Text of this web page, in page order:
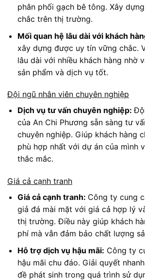
phân phối gạch bê tông. Xây
chắc trên thị trường.
Mối quan hệ lâu dài với khách
xây dựng được uy tín vững chắc.
lâu dài với nhiều khách hàng nhờ
sản phẩm và dịch vụ tốt.
Đội ngũ nhân viên chuyên nghiệp
Dịch vụ tư vấn chuyên nghiệp:
của An Chi Phương sẵn sàng tư
chuyên nghiệp. Giúp khách hàng
phù hợp nhất với dự án của mình
thắc mắc.
Giá cả cạnh tranh
Giá cả cạnh tranh: Công ty cung
giả đá mài mặt với giá cả hợp lý
thị trường. Điều này giúp khách
phí mà vẫn đảm bảo chất lượng
Hỗ trợ dịch vụ hậu mãi: Công ty
hậu mãi chu đáo. Giải quyết
đề phát sinh trong quá trình sử